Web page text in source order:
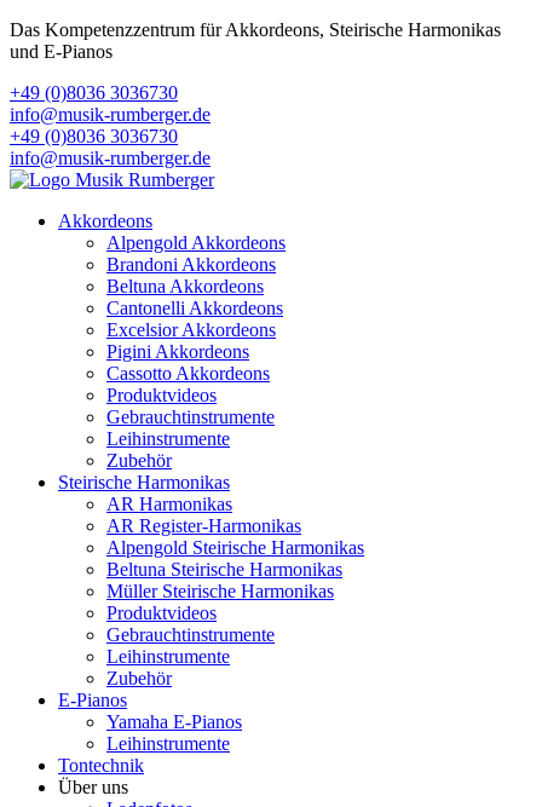
Das Kompetenzzentrum für Akkordeons, Steirische Harmonikas
und E-Pianos
+49 (0)8036 3036730
info@musik-rumberger.de
+49 (0)8036 3036730
info@musik-rumberger.de
Akkordeons
Alpengold Akkordeons
Brandoni Akkordeons
Beltuna Akkordeons
Cantonelli Akkordeons
Excelsior Akkordeons
Pigini Akkordeons
Cassotto Akkordeons
Produktvideos
Gebrauchtinstrumente
Leihinstrumente
Zubehör
Steirische Harmonikas
AR Harmonikas
AR Register-Harmonikas
Alpengold Steirische Harmonikas
Beltuna Steirische Harmonikas
Müller Steirische Harmonikas
Produktvideos
Gebrauchtinstrumente
Leihinstrumente
Zubehör
E-Pianos
Yamaha E-Pianos
Leihinstrumente
Tontechnik
Über uns